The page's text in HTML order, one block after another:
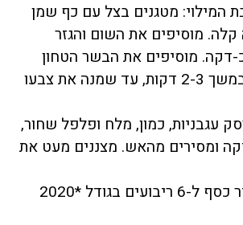
המילוי: מטגנים בצל עם כף שמן
מוסיפים את השום והגזר
דקה. מוסיפים את הבשר הטחון
ומערבבים במשך 2-3 דקות, עד שמנה את צבעו
עגבניות, כמון, מלח ופלפל שחור,
ומסירים מהאש. מצננים מעט את
מחלקים נייר כסף ל-6 ריבועים בגודל *2020